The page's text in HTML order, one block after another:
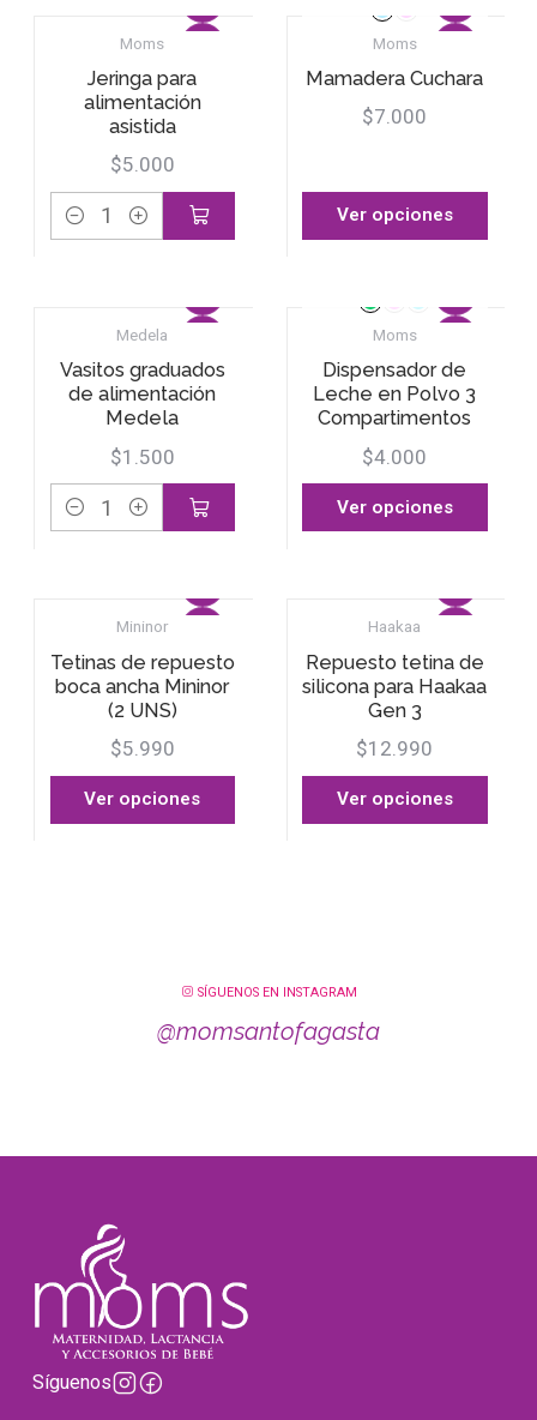
Moms
Jeringa para
alimentación
asistida
$5.000
Cantidad
Moms
Mamadera Cuchara
$7.000
Ver opciones
Medela
Vasitos graduados
de alimentación
Medela
$1.500
Cantidad
Moms
Dispensador de
Leche en Polvo 3
Compartimentos
$4.000
Ver opciones
Mininor
Tetinas de repuesto
boca ancha Mininor
(2 UNS)
$5.990
Ver opciones
Haakaa
Repuesto tetina de
silicona para Haakaa
Gen 3
$12.990
Ver opciones
SÍGUENOS EN INSTAGRAM
@momsantofagasta
Síguenos